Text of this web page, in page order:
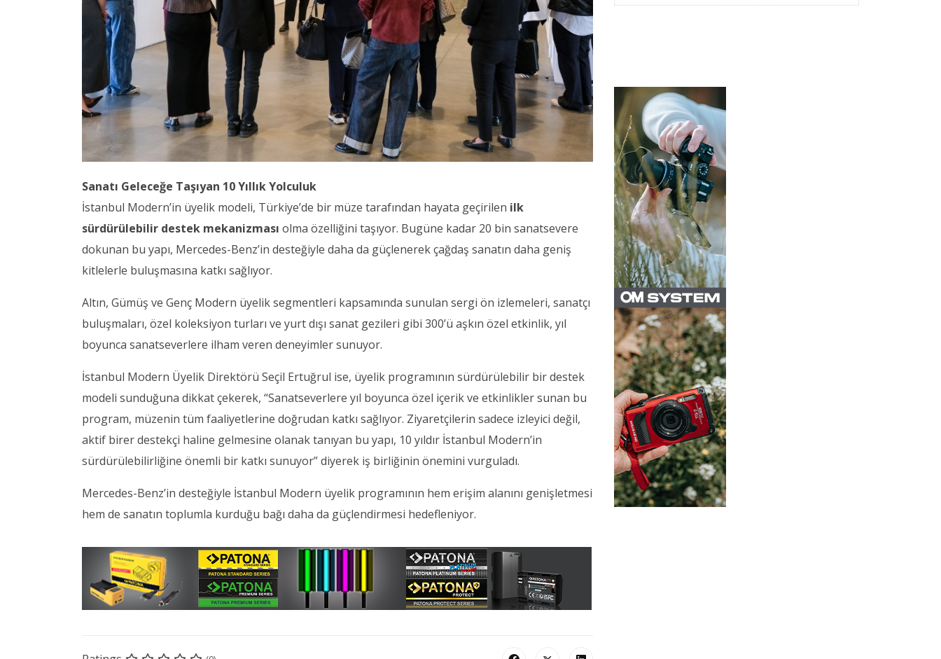
Sanatı Geleceğe Taşıyan 10 Yıllık Yolculuk
İstanbul Modern’in üyelik modeli, Türkiye’de bir müze tarafından hayata geçirilen ilk
sürdürülebilir destek mekanizması olma özelliğini taşıyor. Bugüne kadar 20 bin sanatsevere
dokunan bu yapı, Mercedes-Benz’in desteğiyle daha da güçlenerek çağdaş sanatın daha geniş
kitlelerle buluşmasına katkı sağlıyor.
Altın, Gümüş ve Genç Modern üyelik segmentleri kapsamında sunulan sergi ön izlemeleri, sanatçı
buluşmaları, özel koleksiyon turları ve yurt dışı sanat gezileri gibi 300’ü aşkın özel etkinlik, yıl
boyunca sanatseverlere ilham veren deneyimler sunuyor.
İstanbul Modern Üyelik Direktörü Seçil Ertuğrul ise, üyelik programının sürdürülebilir bir destek
modeli sunduğuna dikkat çekerek, “Sanatseverlere yıl boyunca özel içerik ve etkinlikler sunan bu
program, müzenin tüm faaliyetlerine doğrudan katkı sağlıyor. Ziyaretçilerin sadece izleyici değil,
aktif birer destekçi haline gelmesine olanak tanıyan bu yapı, 10 yıldır İstanbul Modern’in
sürdürülebilirliğine önemli bir katkı sunuyor” diyerek iş birliğinin önemini vurguladı.
Mercedes-Benz’in desteğiyle İstanbul Modern üyelik programının hem erişim alanını genişletmesi
hem de sanatın toplumla kurduğu bağı daha da güçlendirmesi hedefleniyor.